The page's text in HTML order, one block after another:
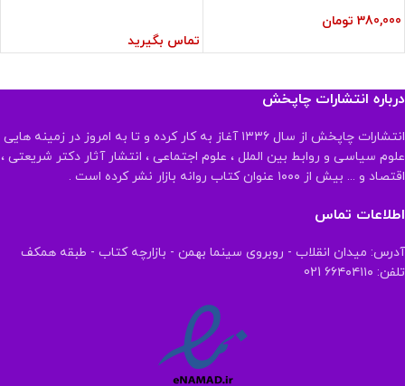
380,000 تومان
تماس بگیرید
درباره انتشارات چاپخش
انتشارات چاپخش از سال ۱۳۳۶ آغاز به کار کرده و تا به امروز در زمینه هایی
علوم سیاسی و روابط بین الملل ، علوم اجتماعی ، انتشار آثار دکتر شریعتی ،
اقتصاد و ... بیش از ۱۰۰۰ عنوان کتاب روانه بازار نشر کرده است .
اطلاعات تماس
آدرس: میدان انقلاب - روبروی سینما بهمن - بازارچه کتاب - طبقه همکف
تلفن: ۶۶۴۰۴۱۱۰ 021